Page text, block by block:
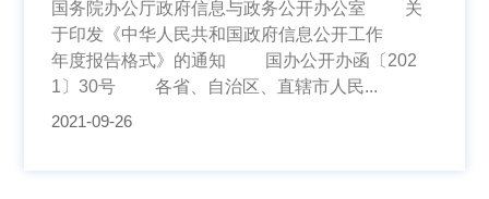
国务院办公厅政府信息与政务公开办公室 关
于印发《中华人民共和国政府信息公开工作
年度报告格式》的通知 国办公开办函〔202
1〕30号 各省、自治区、直辖市人民...
2021-09-26